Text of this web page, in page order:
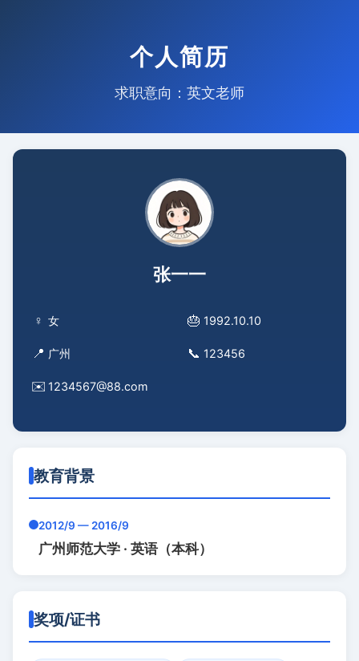
个人简历
求职意向：英文老师
张一一
♀ 女 🎂 1992.10.10
📍 广州 📞 123456
✉️ 1234567@88.com
教育背景
2012/9 — 2016/9
广州师范大学 · 英语（本科）
奖项/证书